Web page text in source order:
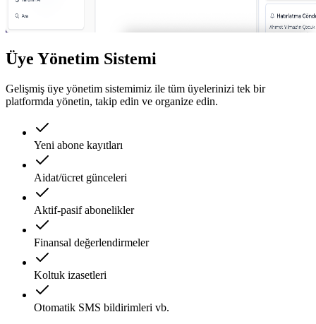
Üye Yönetim Sistemi
Gelişmiş üye yönetim sistemimiz ile tüm üyelerinizi tek bir
platformda yönetin, takip edin ve organize edin.
Yeni abone kayıtları
Aidat/ücret günceleri
Aktif-pasif abonelikler
Finansal değerlendirmeler
Koltuk izasetleri
Otomatik SMS bildirimleri vb.